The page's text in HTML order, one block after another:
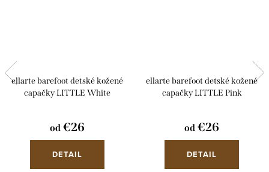
ellarte barefoot detské kožené
capačky LITTLE White
od €26
DETAIL
ellarte barefoot detské kožené
capačky LITTLE Pink
od €26
DETAIL